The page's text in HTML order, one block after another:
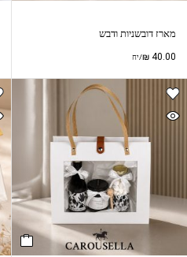
מארז דובשניות ודבש
₪ 40.00 /יח